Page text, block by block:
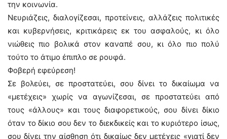
την κοινωνία.
Νευριάζεις, διαλογίζεσαι, προτείνεις, αλλάζεις πολιτικές
και κυβερνήσεις, κριτικάρεις εκ του ασφαλούς, κι όλο
νιώθεις πιο βολικά στον καναπέ σου, κι όλο πιο πολύ
τούτο το άτιμο έπιπλο σε ρουφά.
Φοβερή εφεύρεση!
Σε βολεύει, σε προστατεύει, σου δίνει το δικαίωμα να
«μετέχεις» χωρίς να αγωνίζεσαι, σε προστατεύει από
τους «άλλους» και τους διαφορετικούς, σου δίνει δίκιο
όταν το δίκιο σου δεν το διεκδικείς και το κυριότερο ίσως,
σου δίνει την αίσθηση ότι δικαίως δεν μετέχεις «γιατί δεν